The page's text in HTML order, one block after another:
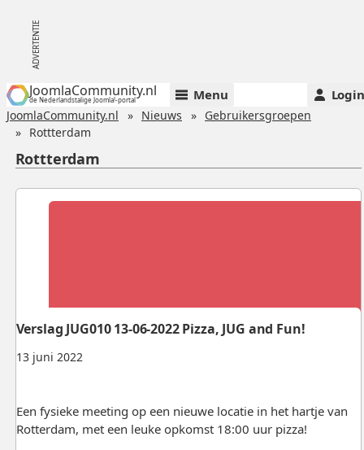
JoomlaCommunity.nl
de Nederlandstalige Joomla!-portal Menu Login
JoomlaCommunity.nl Nieuws
Gebruikersgroepen
Rottterdam
Rottterdam
13 juni 2022
Verslag JUG010 13-06-2022 Pizza, JUG and Fun!
Een fysieke meeting op een nieuwe locatie in het hartje van
Rotterdam, met een leuke opkomst 18:00 uur pizza!